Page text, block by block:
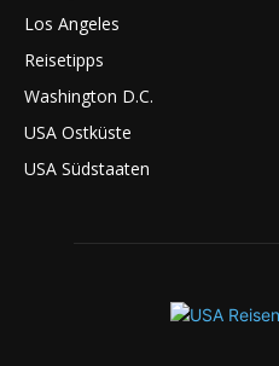
Los Angeles
Reisetipps
Washington D.C.
USA Ostküste
USA Südstaaten